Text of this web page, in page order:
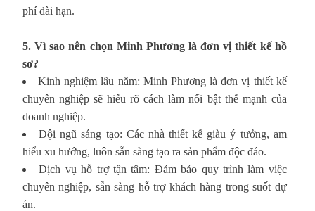
phí dài hạn.
5. Vì sao nên chọn Minh Phương là đơn vị thiết kế hồ
sơ?
Kinh nghiệm lâu năm: Minh Phương là đơn vị thiết kế
chuyên nghiệp sẽ hiểu rõ cách làm nổi bật thế mạnh của
doanh nghiệp.
Đội ngũ sáng tạo: Các nhà thiết kế giàu ý tưởng, am
hiểu xu hướng, luôn sẵn sàng tạo ra sản phẩm độc đáo.
Dịch vụ hỗ trợ tận tâm: Đảm bảo quy trình làm việc
chuyên nghiệp, sẵn sàng hỗ trợ khách hàng trong suốt dự
án.